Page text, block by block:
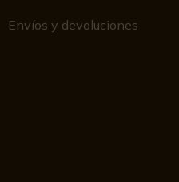
Envíos y devoluciones